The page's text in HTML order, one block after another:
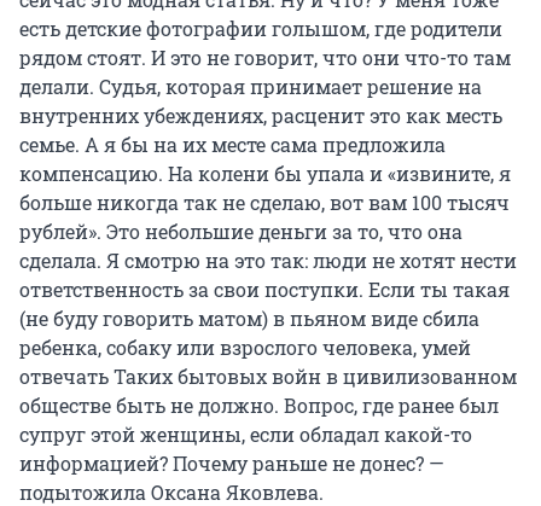
есть детские фотографии голышом, где родители
рядом стоят. И это не говорит, что они что-то там
делали. Судья, которая принимает решение на
внутренних убеждениях, расценит это как месть
семье. А я бы на их месте сама предложила
компенсацию. На колени бы упала и «извините, я
больше никогда так не сделаю, вот вам 100 тысяч
рублей». Это небольшие деньги за то, что она
сделала. Я смотрю на это так: люди не хотят нести
ответственность за свои поступки. Если ты такая
(не буду говорить матом) в пьяном виде сбила
ребенка, собаку или взрослого человека, умей
отвечать Таких бытовых войн в цивилизованном
обществе быть не должно. Вопрос, где ранее был
супруг этой женщины, если обладал какой-то
информацией? Почему раньше не донес? —
подытожила Оксана Яковлева.